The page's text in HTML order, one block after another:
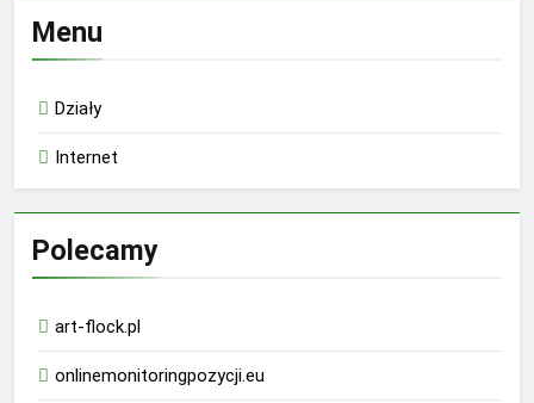
Menu
Działy
Internet
Polecamy
art-flock.pl
onlinemonitoringpozycji.eu